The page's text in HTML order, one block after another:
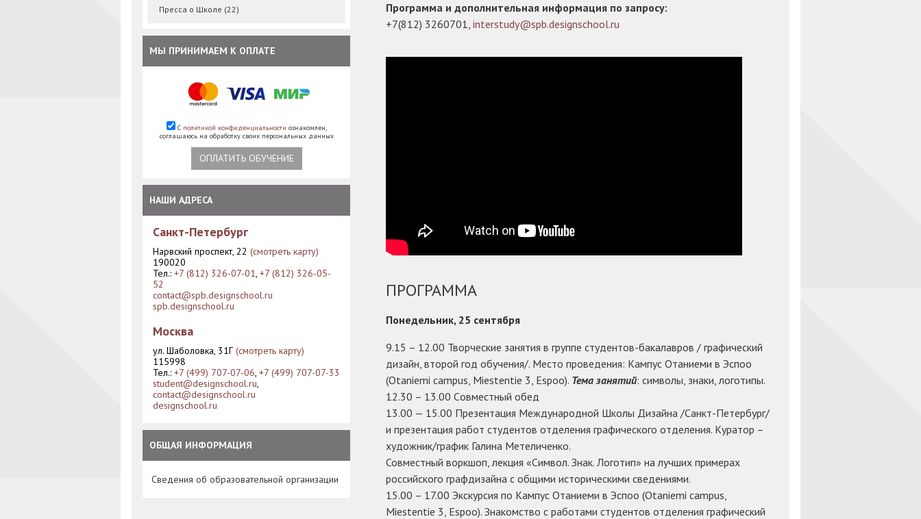
Пресса о Школе (22)
МЫ ПРИНИМАЕМ К ОПЛАТЕ
С политикой конфиденциальности ознакомлен,
соглашаюсь на обработку своих персональных данных
ОПЛАТИТЬ ОБУЧЕНИЕ
НАШИ АДРЕСА
Санкт-Петербург
Нарвский проспект, 22 (смотреть карту)
190020
Тел.: +7 (812) 326-07-01, +7 (812) 326-05-
52
contact@spb.designschool.ru
spb.designschool.ru
Москва
ул. Шаболовка, 31Г (смотреть карту)
115998
Тел.: +7 (499) 707-07-06, +7 (499) 707-07-33
student@designschool.ru,
contact@designschool.ru
designschool.ru
ОБЩАЯ ИНФОРМАЦИЯ
Сведения об образовательной организации
Программа и дополнительная информация по запросу:
+7(812) 3260701, interstudy@spb.designschool.ru
ПРОГРАММА
Понедельник, 25 сентября
9.15 – 12.00 Творческие занятия в группе студентов-бакалавров / графический
дизайн, второй год обучения/. Место проведения: Кампус Отаниеми в Эспоо
(Otaniemi campus, Miestentie 3, Espoo). Тема занятий: символы, знаки, логотипы.
12.30 – 13.00 Cовместный обед
13.00 — 15.00 Презентация Международной Школы Дизайна /Санкт-Петербург/
и презентация работ студентов отделения графического отделения. Куратор –
художник/график Галина Метеличенко.
Совместный воркшоп, лекция «Символ. Знак. Логотип» на лучших примерах
российского графдизайна с общими историческими сведениями.
15.00 – 17.00 Экскурсия по Кампус Отаниеми в Эспоо (Otaniemi campus,
Miestentie 3, Espoo). Знакомство с работами студентов отделения графический